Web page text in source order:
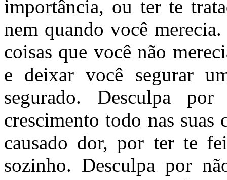
importância, ou ter te
nem quando você
coisas que você não
e deixar você segurar
segurado. Desculpa
crescimento todo nas suas
causado dor, por ter te
sozinho. Desculpa por